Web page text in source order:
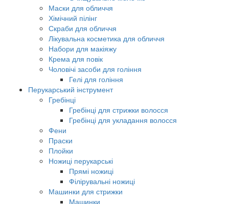
Маски для обличчя
Хімічний пілінг
Скраби для обличчя
Лікувальна косметика для обличчя
Набори для макіяжу
Крема для повік
Чоловічі засоби для гоління
Гелі для гоління
Перукарський інструмент
Гребінці
Гребінці для стрижки волосся
Гребінці для укладання волосся
Фени
Праски
Плойки
Ножиці перукарські
Прямі ножиці
Філірувальні ножиці
Машинки для стрижки
Машинки